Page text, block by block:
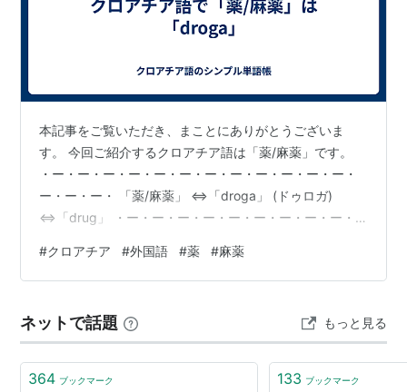
本記事をご覧いただき、まことにありがとうございま
す。 今回ご紹介するクロアチア語は「薬/麻薬」です。
・ー・ー・ー・ー・ー・ー・ー・ー・ー・ー・ー・ー・
ー・ー・ー・ 「薬/麻薬」 ⇔「droga」 (ドゥロガ)
⇔「drug」 ・ー・ー・ー・ー・ー・ー・ー・ー・ー・
⇔「」 ・ー・ー・ー・ー・ー・ー・ー・ー・ー・ー・
ー・ー・ー・ー・ー・ 〔関連単語〕 薬/薬剤/薬物
ー・ー・ー・ー・ー・ー・ー・ー・ー・ー・ まだまだク
ロアチア語を覚える余裕のある方は、前後の記事や、 ま
とめ記事…
#クロアチア #外国語 #薬 #麻薬
ネットで話題 もっと見る
364 ブックマーク 133 ブックマーク